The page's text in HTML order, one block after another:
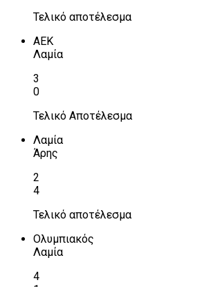
Τελικό αποτέλεσμα
ΑΕΚ
Λαμία
3
0
Τελικό Αποτέλεσμα
Λαμία
Άρης
2
4
Τελικό αποτέλεσμα
Ολυμπιακός
Λαμία
4